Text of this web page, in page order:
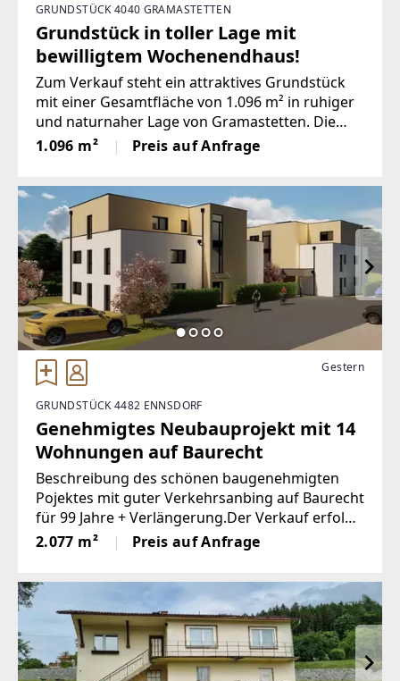
GRUNDSTÜCK 4040 GRAMASTETTEN
Grundstück in toller Lage mit
bewilligtem Wochenendhaus!
Zum Verkauf steht ein attraktives Grundstück
mit einer Gesamtfläche von 1.096 m² in ruhiger
und naturnaher Lage von Gramastetten. Die
Liegenschaft bietet ein Ferienhaus in
angenehmer Grünruhelage und eignet sich
1.096 m² Preis auf Anfrage
Gestern
GRUNDSTÜCK 4482 ENNSDORF
Genehmigtes Neubauprojekt mit 14
Wohnungen auf Baurecht
Beschreibung des schönen baugenehmigten
Pojektes mit guter Verkehrsanbing auf Baurecht
für 99 Jahre + Verlängerung.Der Verkauf erfolgt
mittels Share Deal.Das baugenehmigte Projekt
Ennsdorf - Fasanweg besteht aus zwei
2.077 m² Preis auf Anfrage